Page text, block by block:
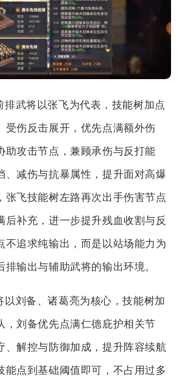
排武将以张飞为代表，技能树加点
受伤反击展开，优先点满额外伤
助攻击节点，兼顾承伤与反打能
、减伤与抗暴属性，提升面对高爆
张飞技能树左路再次出手伤害节点
后补充，进一步提升残血收割与反
不追求纯输出，而是以站场能力为
排输出与辅助武将的输出环境。
以刘备、诸葛亮为核心，技能树加
，刘备优先点满仁德庇护相关节
、解控与防御加成，提升阵容续航
能点到基础阈值即可，不占用过多